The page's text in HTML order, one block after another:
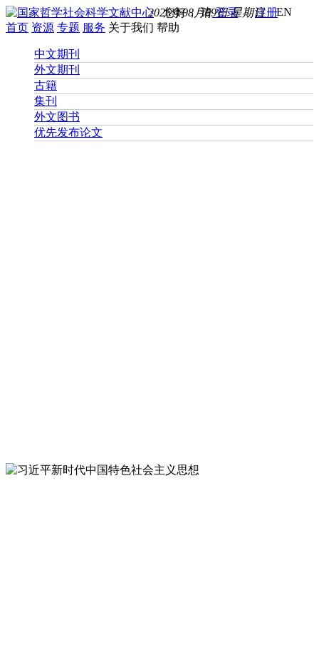
您好， 请登录 注册EN
2026年08月09日 星期日
首页 资源 专题 服务 关于我们 帮助
中文期刊
外文期刊
古籍
集刊
外文图书
优先发布论文